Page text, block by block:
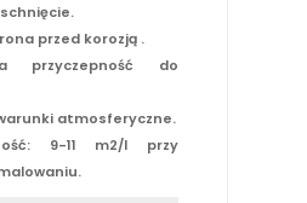
przed korozją .
przyczepność do
atmosferyczne.
9-11 m2/l przy